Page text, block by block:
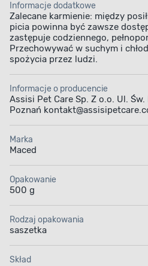
Informacje dodatkowe
Zalecane karmienie: między
picia powinna być zawsze
zastępuje codziennego,
Przechowywać w suchym i
spożycia przez ludzi.
Informacje o producencie
Assisi Pet Care Sp. Z o.o. Ul.
Poznań
Marka
Maced
Opakowanie
500 g
Rodzaj opakowania
saszetka
Skład